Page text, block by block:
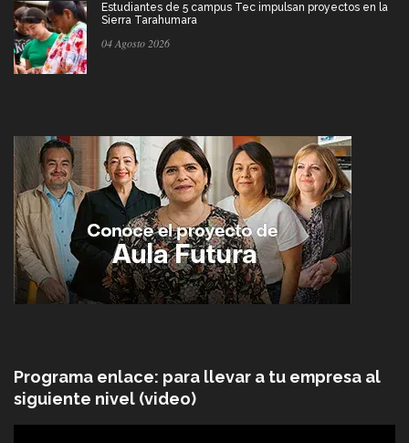
Estudiantes de 5 campus Tec impulsan proyectos en la
Sierra Tarahumara
04 Agosto 2026
Programa enlace: para llevar a tu empresa al
siguiente nivel (video)